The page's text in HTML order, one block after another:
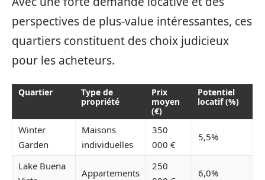
perspectives de plus-value intéressantes, ces
quartiers constituent des choix judicieux
pour les acheteurs.
Quartier
Type de
propriété
Prix
moyen
(€)
Potentiel
locatif (%)
Winter
Garden
Maisons
individuelles
350
000 €
5,5%
Lake Buena
Appartements
250
6,0%